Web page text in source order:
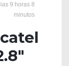
9 horas 8
minutos